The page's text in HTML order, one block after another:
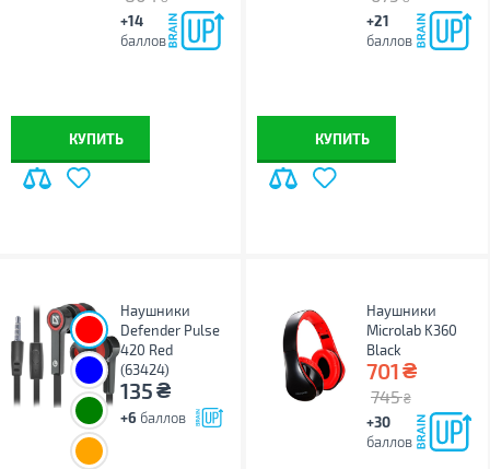
+14
баллов
КУПИТЬ
+21
баллов
КУПИТЬ
Наушники
Defender Pulse
420 Red
(63424)
135₴
+6 баллов
Наушники
Microlab K360
Black
701₴
745 ₴
+30
баллов